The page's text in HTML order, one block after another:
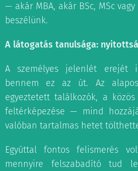
— akár MBA, akár BSc, MSc
beszélünk.
A látogatás tanulsága:
A személyes jelenlét erejét
bennem ez az út. Az
egyeztetett találkozók, a
feltérképezése — mind
valóban tartalmas hetet
Egyúttal fontos felismerés
mennyire felszabadító tud